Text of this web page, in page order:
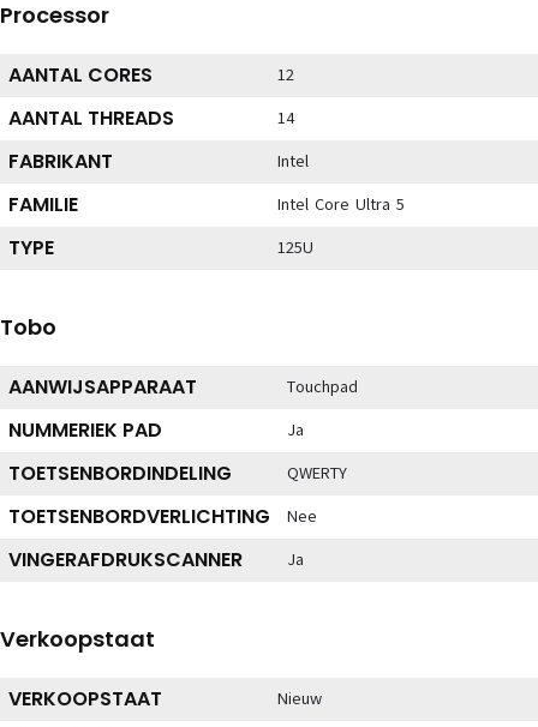
Processor
AANTAL CORES 12
AANTAL THREADS 14
FABRIKANT Intel
FAMILIE Intel Core Ultra 5
TYPE 125U
Tobo
AANWIJSAPPARAAT Touchpad
NUMMERIEK PAD Ja
TOETSENBORDINDELING QWERTY
TOETSENBORDVERLICHTING Nee
VINGERAFDRUKSCANNER Ja
Verkoopstaat
VERKOOPSTAAT Nieuw